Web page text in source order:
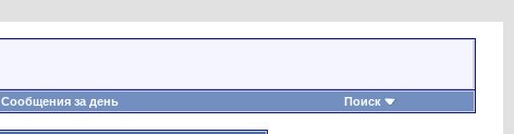
Сообщения за день Поиск